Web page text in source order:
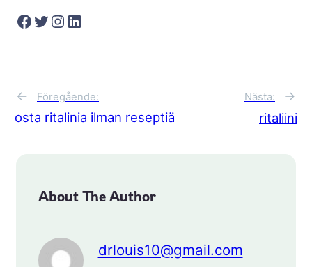
Facebook Twitter Instagram LinkedIn
← Föregående:
osta ritalinia ilman reseptiä
Nästa:
ritaliini
→
About The Author
drlouis10@gmail.com